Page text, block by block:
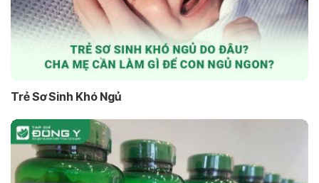
Trẻ Sơ Sinh Khó Ngủ